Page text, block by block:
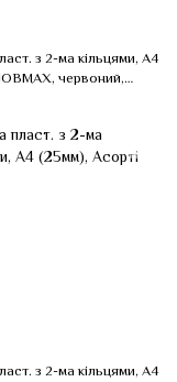
з 2-ма кільцями, А4
червоний,
з 2-ма кільцями, А4